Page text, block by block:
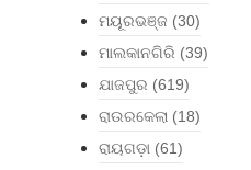
ମୟୂରଭଞ୍ଜ (30)
ମାଲକାନଗିରି (39)
ଯାଜପୁର (619)
ରାଉରକେଲା (18)
ରାୟଗଡ଼ା (61)